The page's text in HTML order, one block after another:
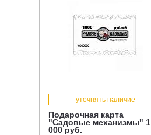
уточнять наличие
Подарочная карта
"Садовые механизмы" 1
000 руб.